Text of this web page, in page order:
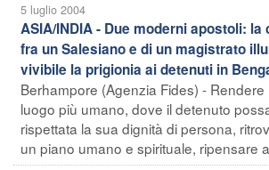
5 luglio 2004
ASIA/INDIA - Due moderni apostoli: la
fra un Salesiano e di un magistrato
vivibile la prigionia ai detenuti in
Berhampore (Agenzia Fides) -
luogo più umano, dove il detenuto
rispettata la sua dignità di persona,
un piano umano e spirituale, ripensare